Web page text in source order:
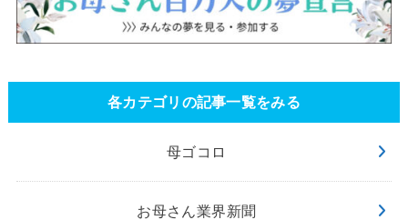
各カテゴリの記事一覧をみる
母ゴコロ
お母さん業界新聞